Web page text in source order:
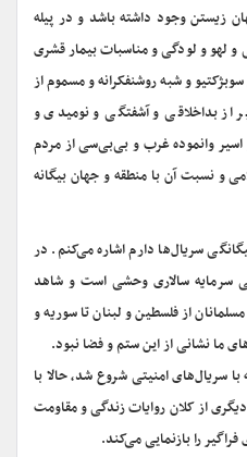
زیستن وجود داشته باشد و در پیله
لهو و لودگی و مناسبات بیمار قشری
و شبه روشنفکرانه و مسموم از
از بداخلاقی و آشفتگی و نومیدی و
اسیر وانموده غرب و بی‌بی‌سی از مردم
و نسبت آن با منطقه و جهان بیگانه
سریال‌ها دارم اشاره می‌کنم. در
سرمایه سالاری وحشی است و شاهد
از فلسطین و لبنان تا سوریه و
ما نشانی از این ستم و فضا نبود.
با سریال‌های امنیتی شروع شد، حالا با
از کلان روایات زندگی و مقاومت
را بازنمایی می‌کند.